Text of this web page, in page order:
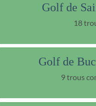
Golf de
18
Golf de
9 trous